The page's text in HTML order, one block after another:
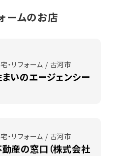
ームのお店
・リフォーム / 古河市
いのエージェンシー
・リフォーム / 古河市
産の窓口（株式会社